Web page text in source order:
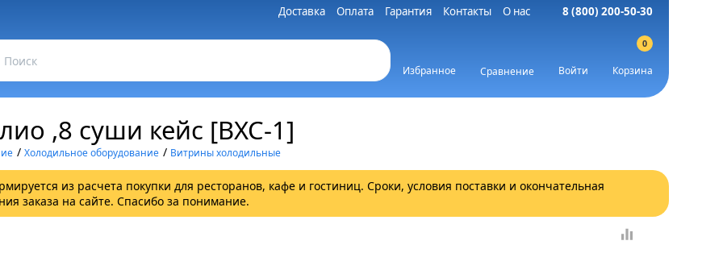
8 (800) 200-50-30
Доставка Оплата Гарантия Контакты О нас
Избранное Сравнение Войти Корзина
0
,8 суши кейс [ВХС-1]
/Холодильное оборудование / Витрины холодильные
из расчета покупки для ресторанов, кафе и гостиниц. Сроки, условия поставки и окончательная
заказа на сайте. Спасибо за понимание.